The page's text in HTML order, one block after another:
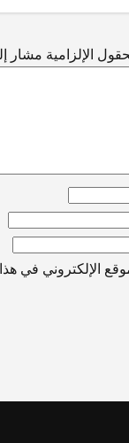
الإلزامية مشار
الإلكتروني في